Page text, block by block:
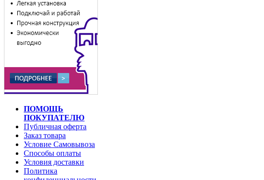
ПОМОЩЬ
ПОКУПАТЕЛЮ
Публичная оферта
Заказ товара
Условие Самовывоза
Способы оплаты
Условия доставки
Политика